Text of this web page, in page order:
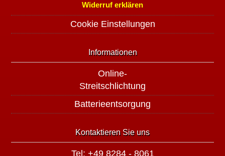
Widerruf erklären
Cookie Einstellungen
Informationen
Online-
Streitschlichtung
Batterieentsorgung
Kontaktieren Sie uns
Tel: +49 8284 - 8061